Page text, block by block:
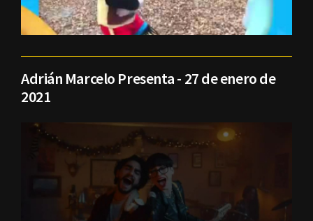
Adrián Marcelo Presenta - 27 de enero de
2021